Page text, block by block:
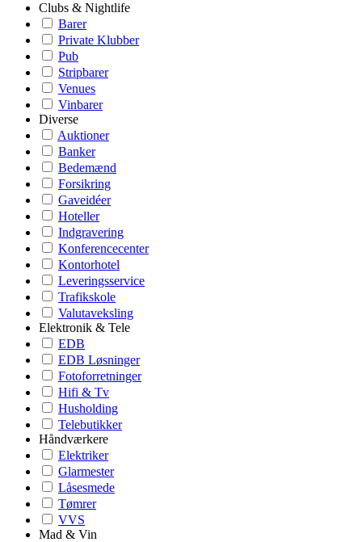
Clubs & Nightlife
Barer
Private Klubber
Pub
Stripbarer
Venues
Vinbarer
Diverse
Auktioner
Banker
Bedemænd
Forsikring
Gaveidéer
Hoteller
Indgravering
Konferencecenter
Kontorhotel
Leveringsservice
Trafikskole
Valutaveksling
Elektronik & Tele
EDB
EDB Løsninger
Fotoforretninger
Hifi & Tv
Husholding
Telebutikker
Håndværkere
Elektriker
Glarmester
Låsesmede
Tømrer
VVS
Mad & Vin